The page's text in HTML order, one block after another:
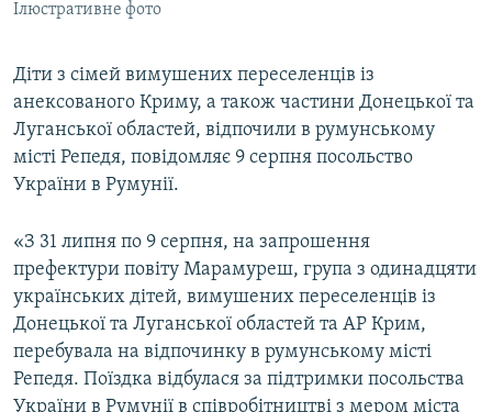
ІНФОГРАФІКА
ДОЛУЧАЙСЯ!
Усі сайти RFE/RL
Ілюстративне фото
Діти з сімей вимушених переселенців із
анексованого Криму, а також частини Донецької та
Луганської областей, відпочили в румунському
місті Репедя, повідомляє 9 серпня посольство
України в Румунії.
«З 31 липня по 9 серпня, на запрошення
префектури повіту Марамуреш, група з одинадцяти
українських дітей, вимушених переселенців із
Донецької та Луганської областей та АР Крим,
перебувала на відпочинку в румунському місті
Репедя. Поїздка відбулася за підтримки посольства
України в Румунії в співробітництві з мером міста